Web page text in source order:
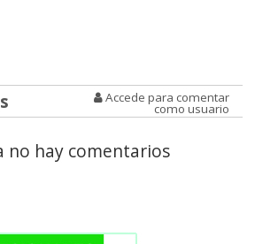
Accede para comentar
como usuario
no hay comentarios